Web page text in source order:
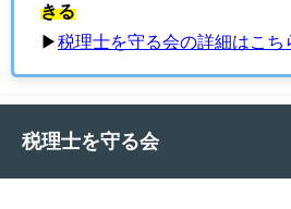
きる
▶税理士を守る会の詳細はこち
税理士を守る会